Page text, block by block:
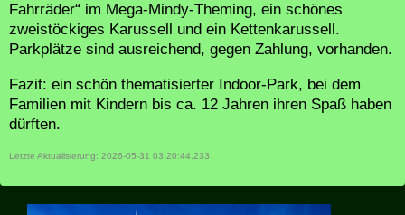
Fahrräder“ im Mega-Mindy-Theming, ein schönes
zweistöckiges Karussell und ein Kettenkarussell.
Parkplätze sind ausreichend, gegen Zahlung, vorhanden.
Fazit: ein schön thematisierter Indoor-Park, bei dem
Familien mit Kindern bis ca. 12 Jahren ihren Spaß haben
dürften.
Letzte Aktualisierung: 2026-05-31 03:20:44.233